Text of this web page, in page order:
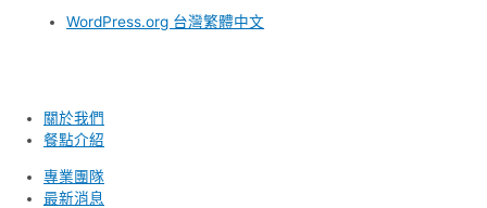
WordPress.org 台灣繁體中文
關於我們
餐點介紹
專業團隊
最新消息